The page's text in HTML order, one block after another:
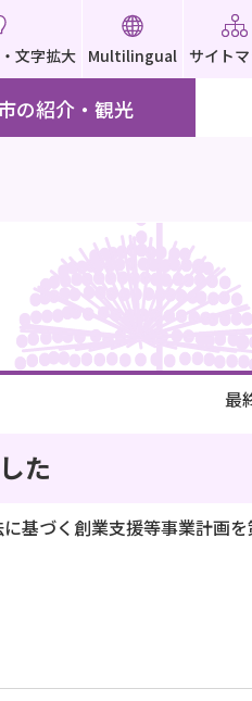
文字拡大 Multilingual サイト
の紹介・観光
最
た
基づく創業支援等事業計画